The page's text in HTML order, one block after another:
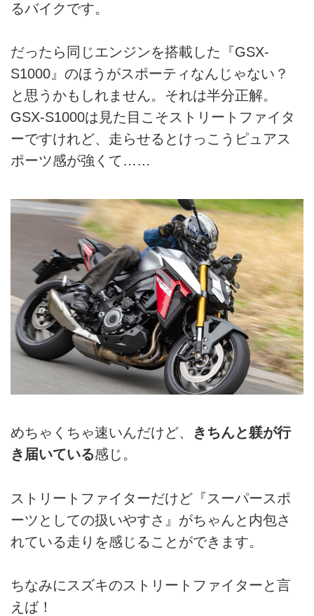
るバイクです。
だったら同じエンジンを搭載した『GSX-
S1000』のほうがスポーティなんじゃない？
と思うかもしれません。それは半分正解。
GSX-S1000は見た目こそストリートファイタ
ーですけれど、走らせるとけっこうピュアス
ポーツ感が強くて……
めちゃくちゃ速いんだけど、
きちんと躾が行
き届いている感じ。
ストリートファイターだけど『スーパースポ
ーツとしての扱いやすさ』がちゃんと内包さ
れている走りを感じることができます。
ちなみにスズキのストリートファイターと言
えば！